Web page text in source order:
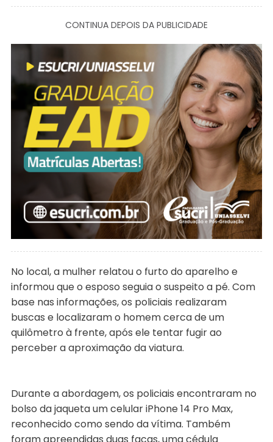
CONTINUA DEPOIS DA PUBLICIDADE
No local, a mulher relatou o furto do aparelho e
informou que o esposo seguia o suspeito a pé. Com
base nas informações, os policiais realizaram
buscas e localizaram o homem cerca de um
quilômetro à frente, após ele tentar fugir ao
perceber a aproximação da viatura.
Durante a abordagem, os policiais encontraram no
bolso da jaqueta um celular iPhone 14 Pro Max,
reconhecido como sendo da vítima. Também